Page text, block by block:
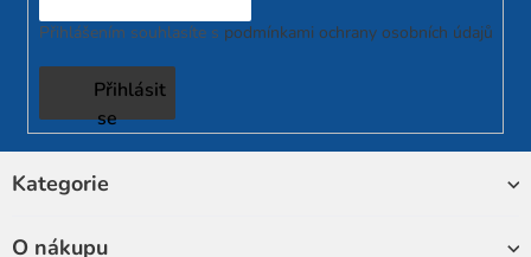
Přihlášením souhlasíte s podmínkami ochrany osobních údajů
Přihlásit
se
Z
Kategorie
O nákupu